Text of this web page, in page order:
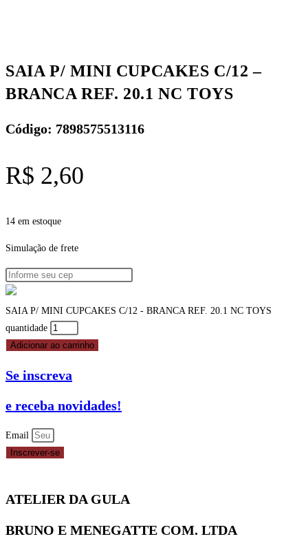
SAIA P/ MINI CUPCAKES C/12 –
BRANCA REF. 20.1 NC TOYS
Código: 7898575513116
R$ 2,60
14 em estoque
Simulação de frete
SAIA P/ MINI CUPCAKES C/12 - BRANCA REF. 20.1 NC TOYS
quantidade
Adicionar ao carrinho
Se inscreva
e receba novidades!
Email
Inscrever-se
ATELIER DA GULA
BRUNO E MENEGATTE COM. LTDA